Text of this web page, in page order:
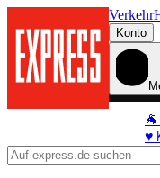
Verkehr
Konto
🐐
♥️